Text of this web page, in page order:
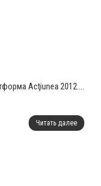
Acţiunea 2012....
Читать далее